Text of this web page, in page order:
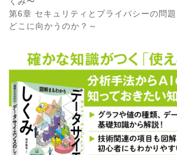
第6章 セキュリティとプライバシーの問
どこに向かうのか？～